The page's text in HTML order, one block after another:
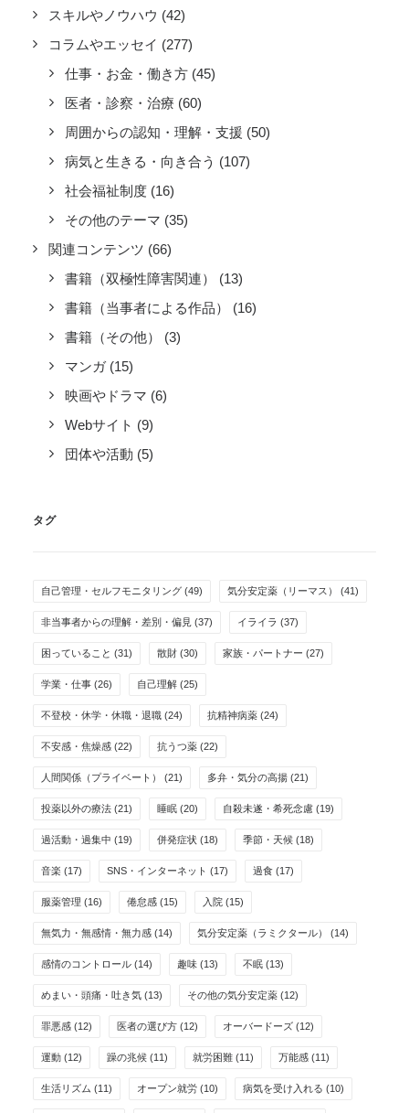
スキルやノウハウ (42)
コラムやエッセイ (277)
仕事・お金・働き方 (45)
医者・診察・治療 (60)
周囲からの認知・理解・支援 (50)
病気と生きる・向き合う (107)
社会福祉制度 (16)
その他のテーマ (35)
関連コンテンツ (66)
書籍（双極性障害関連）
(13)
書籍（当事者による作品）
(16)
書籍（その他）
(3)
マンガ (15)
映画やドラマ (6)
Webサイト (9)
団体や活動 (5)
タグ
自己管理・セルフモニタリング (49) 気分安定薬（リーマス） (41)
非当事者からの理解・差別・偏見 (37) イライラ (37)
困っていること (31) 散財 (30) 家族・パートナー (27)
学業・仕事 (26) 自己理解 (25)
不登校・休学・休職・退職 (24) 抗精神病薬 (24)
不安感・焦燥感 (22) 抗うつ薬 (22)
人間関係（プライベート） (21) 多弁・気分の高揚 (21)
投薬以外の療法 (21) 睡眠 (20) 自殺未遂・希死念慮 (19)
過活動・過集中 (19) 併発症状 (18) 季節・天候 (18)
音楽 (17) SNS・インターネット (17) 過食 (17)
服薬管理 (16) 倦怠感 (15) 入院 (15)
無気力・無感情・無力感 (14) 気分安定薬（ラミクタール） (14)
感情のコントロール (14) 趣味 (13) 不眠 (13)
めまい・頭痛・吐き気 (13) その他の気分安定薬 (12)
罪悪感 (12) 医者の選び方 (12) オーバードーズ (12)
運動 (12) 躁の兆候 (11) 就労困難 (11) 万能感 (11)
生活リズム (11) オープン就労 (10) 病気を受け入れる (10)